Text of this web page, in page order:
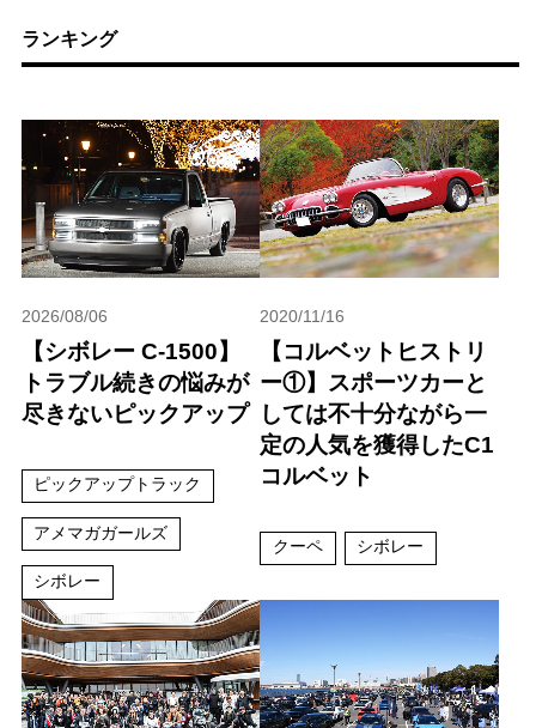
ランキング
2026/08/06
【シボレー C-1500】
トラブル続きの悩みが
尽きないピックアップ
ピックアップトラック
アメマガガールズ
シボレー
2020/11/16
【コルベットヒストリ
ー①】スポーツカーと
しては不十分ながら一
定の人気を獲得したC1
コルベット
クーペ シボレー